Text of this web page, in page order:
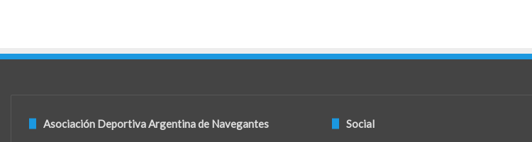
Asociación Deportiva Argentina de Navegantes Social